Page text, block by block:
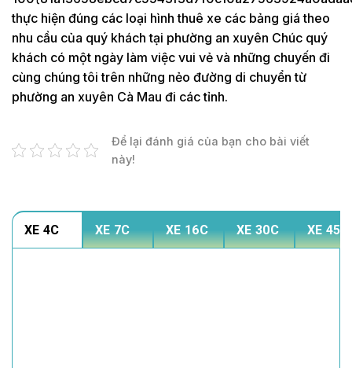
thực hiện đúng các loại hình thuê xe các bảng giá theo
nhu cầu của quý khách tại phường an xuyên Chúc quý
khách có một ngày làm việc vui vẻ và những chuyến đi
cùng chúng tôi trên những nẻo đường di chuyển từ
phường an xuyên Cà Mau đi các tỉnh.
Để lại đánh giá của bạn cho bài viết
này!
XE 4C XE 7C XE 16C XE 30C XE 45C